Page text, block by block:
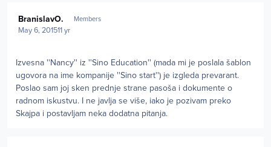
BranislavO. Members
May 6, 201511 yr
Izvesna ''Nancy'' iz ''Sino Education'' (mada mi je poslala šablon
ugovora na ime kompanije ''Sino start'') je izgleda prevarant.
Poslao sam joj sken prednje strane pasoša i dokumente o
radnom iskustvu. I ne javlja se više, iako je pozivam preko
Skajpa i postavljam neka dodatna pitanja.